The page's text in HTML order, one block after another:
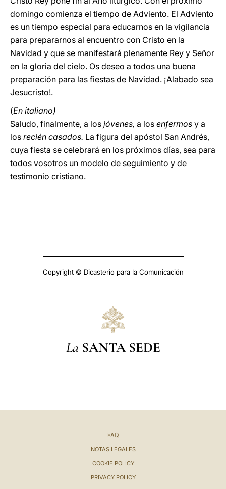
domingo comienza el tiempo de Adviento. El Adviento
es un tiempo especial para educarnos en la vigilancia
para prepararnos al encuentro con Cristo en la
Navidad y que se manifestará plenamente Rey y Señor
en la gloria del cielo. Os deseo a todos una buena
preparación para las fiestas de Navidad. ¡Alabado sea
Jesucristo!.
(En italiano)
Saludo, finalmente, a los jóvenes, a los enfermos y a
los recién casados. La figura del apóstol San Andrés,
cuya fiesta se celebrará en los próximos días, sea para
todos vosotros un modelo de seguimiento y de
testimonio cristiano.
Copyright © Dicasterio para la Comunicación
La SANTA SEDE
FAQ
NOTAS LEGALES
COOKIE POLICY
PRIVACY POLICY